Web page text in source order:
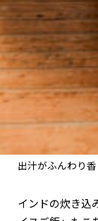
出汁がふんわり
インドの炊き込